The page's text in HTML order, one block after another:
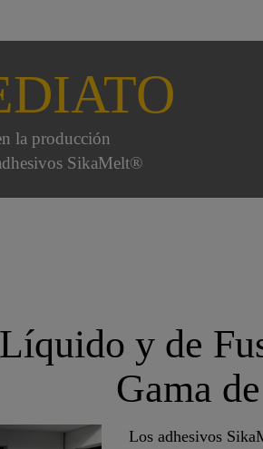
la producción
SikaMelt®
y de
Gama
Los adhesivos